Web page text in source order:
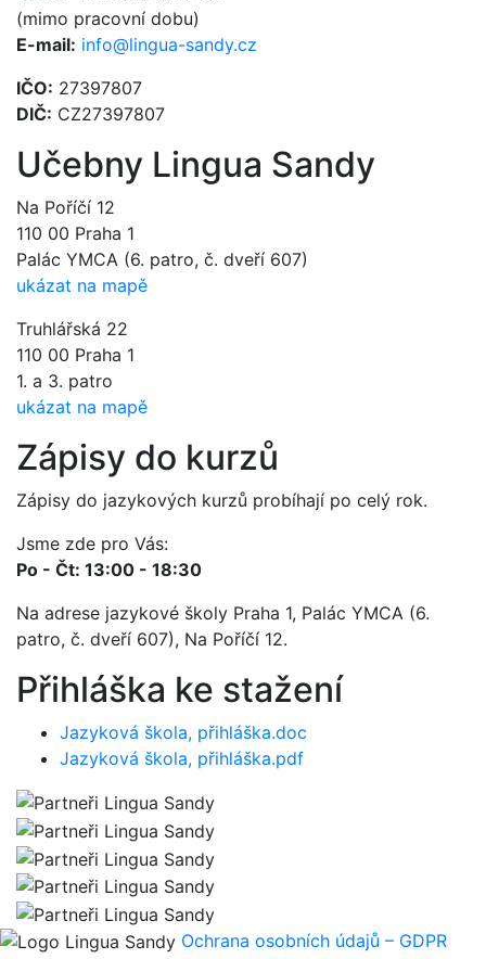
(mimo pracovní dobu)
E-mail: info@lingua-sandy.cz
IČO: 27397807
DIČ: CZ27397807
Učebny Lingua Sandy
Na Poříčí 12
110 00 Praha 1
Palác YMCA (6. patro, č. dveří 607)
ukázat na mapě
Truhlářská 22
110 00 Praha 1
1. a 3. patro
ukázat na mapě
Zápisy do kurzů
Zápisy do jazykových kurzů probíhají po celý rok.
Jsme zde pro Vás:
Po - Čt: 13:00 - 18:30
Na adrese jazykové školy Praha 1, Palác YMCA (6.
patro, č. dveří 607), Na Poříčí 12.
Přihláška ke stažení
Jazyková škola, přihláška.doc
Jazyková škola, přihláška.pdf
Ochrana osobních údajů – GDPR